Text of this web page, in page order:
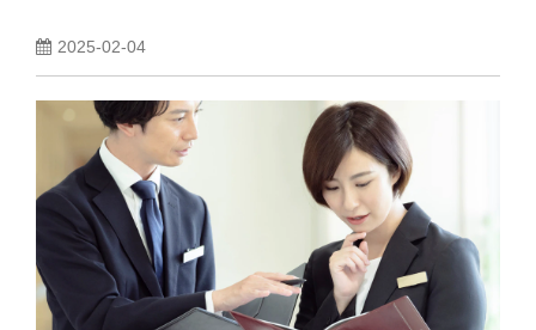
2025-02-04